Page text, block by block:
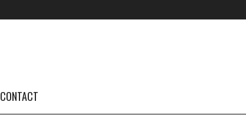
CONTACT
FOLLOW US #TBA
INSTAGRAM FEED